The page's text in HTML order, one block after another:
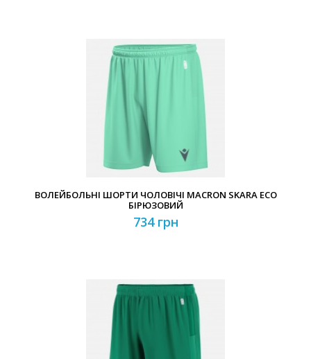
ВОЛЕЙБОЛЬНІ ШОРТИ ЧОЛОВІЧІ MACRON SKARA ECO
БІРЮЗОВИЙ
734 грн